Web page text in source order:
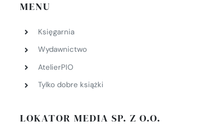
MENU
Księgarnia
Wydawnictwo
AtelierPIO
Tylko dobre książki
LOKATOR MEDIA SP. Z O.O.